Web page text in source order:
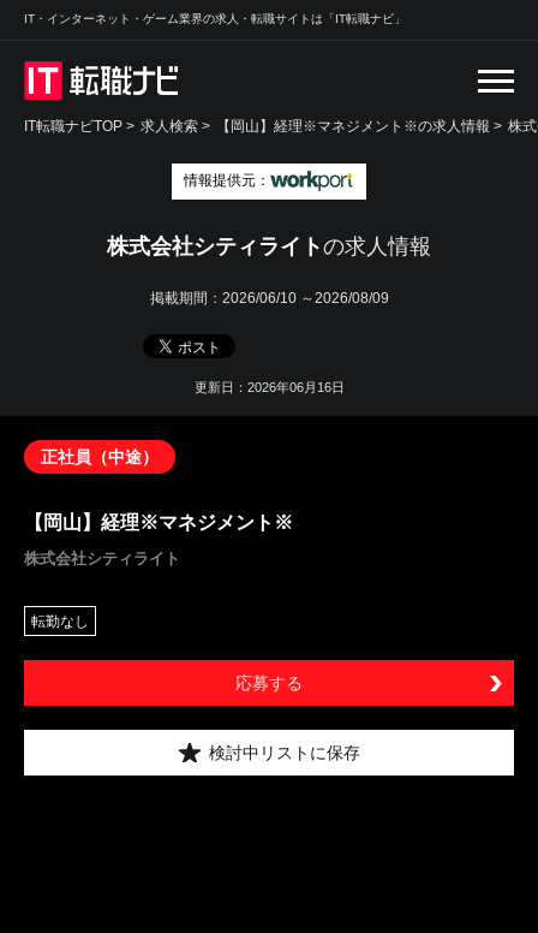
IT・インターネット・ゲーム業界の求人・転職サイトは「IT転職ナビ」
IT転職ナビTOP > 求人検索 > 【岡山】経理※マネジメント※の求人情報 > 株
情報提供元：
株式会社シティライトの求人情報
掲載期間： 2026/06/10 ～2026/08/09
更新日：2026年06月16日
正社員（中途）
【岡山】経理※マネジメント※
株式会社シティライト
転勤なし
応募する
検討中リストに保存